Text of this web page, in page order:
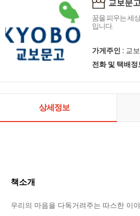
교보문고
꿈을 피우는 세
입니다.
가게주인 : 교
전화 및 택배정
상세정보
책소개
우리의 마음을 다독거려주는 따스한 이